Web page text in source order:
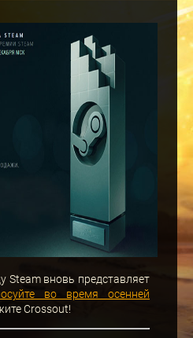
Steam вновь представляет
во время осенней
Crossout!